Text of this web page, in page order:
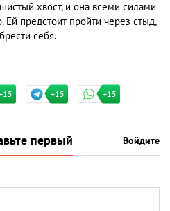
хвост, и она всеми силами
Ей предстоит пройти через стыд,
себя.
+15 +15
первый Войдите